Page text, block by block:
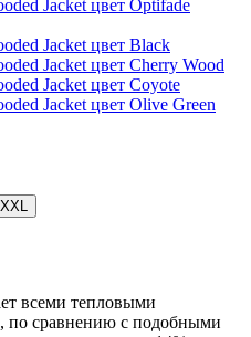
XXL